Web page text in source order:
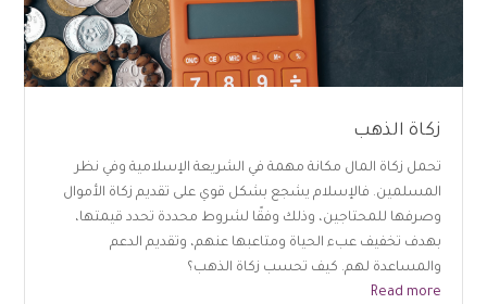
زكاة الذهب
تحمل زكاة المال مكانة مهمة في الشريعة الإسلامية وفي نظر
المسلمين. فالإسلام يشجع بشكل قوي على تقديم زكاة الأموال
وصرفها للمحتاجين، وذلك وفقًا لشروط محددة تحدد قيمتها،
بهدف تخفيف عبء الحياة ومتاعبها عنهم، وتقديم الدعم
والمساعدة لهم. كيف تحسب زكاة الذهب؟
Read more